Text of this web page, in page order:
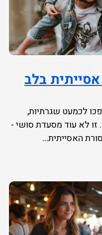
בלב
לכמעט שגרתיות,
לא עוד מסעדת סושי -
האסייתית...